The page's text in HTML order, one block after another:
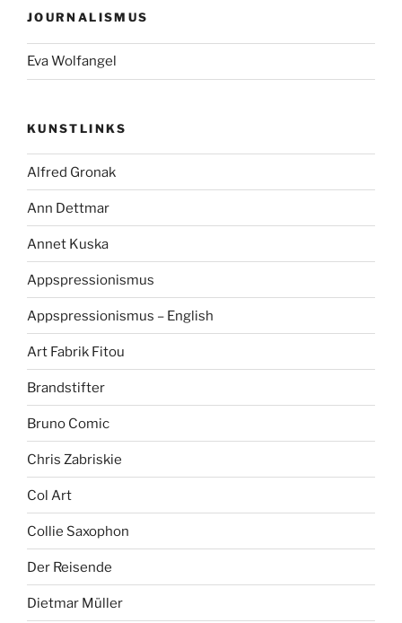
JOURNALISMUS
Eva Wolfangel
KUNSTLINKS
Alfred Gronak
Ann Dettmar
Annet Kuska
Appspressionismus
Appspressionismus – English
Art Fabrik Fitou
Brandstifter
Bruno Comic
Chris Zabriskie
Col Art
Collie Saxophon
Der Reisende
Dietmar Müller